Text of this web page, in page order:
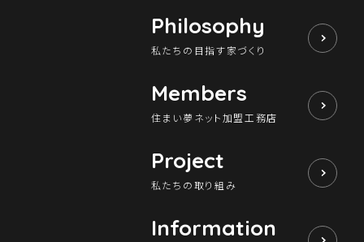
Philosophy
私たちの目指す家づくり
Members
住まい夢ネット加盟工務店
Project
私たちの取り組み
Information